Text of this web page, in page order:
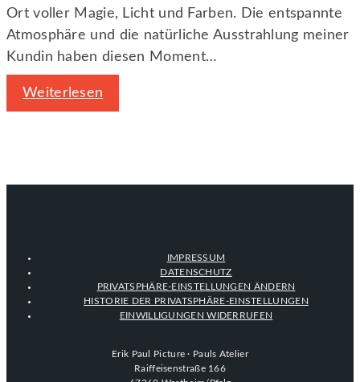
Ort voller Magie, Licht und Farben. Die entspannte
Atmosphäre und die natürliche Ausstrahlung meiner
Kundin haben diesen Moment…
Weiterlesen
IMPRESSUM
DATENSCHUTZ
PRIVATSPHÄRE-EINSTELLUNGEN ÄNDERN
HISTORIE DER PRIVATSPHÄRE-EINSTELLUNGEN
EINWILLIGUNGEN WIDERRUFEN
Erik Paul Picture · Pauls Atelier
Raiffeisenstraße 166